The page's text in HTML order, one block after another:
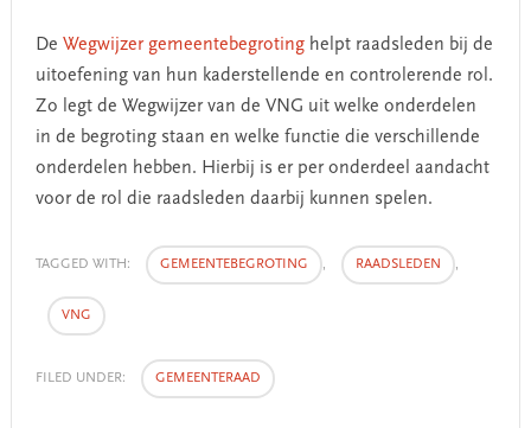
De Wegwijzer gemeentebegrotinghelpt raadsleden bij de
uitoefening van hun kaderstellende en controlerende rol.
Zo legt de Wegwijzer van de VNG uit welke onderdelen
in de begroting staan en welke functie die verschillende
onderdelen hebben. Hierbij is er per onderdeel aandacht
voor de rol die raadsleden daarbij kunnen spelen.
TAGGED WITH: GEMEENTEBEGROTING , RAADSLEDEN ,
VNG
FILED UNDER: GEMEENTERAAD